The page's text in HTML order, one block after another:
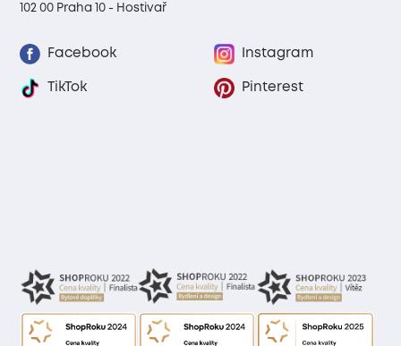
102 00 Praha 10 - Hostivař
Facebook Instagram
TikTok Pinterest